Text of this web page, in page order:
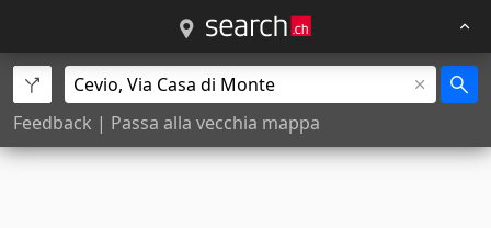
Feedback | Passa alla vecchia mappa